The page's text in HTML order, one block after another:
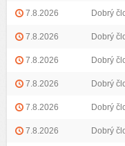
7.8.2026 Dobrý
7.8.2026 Dobrý
7.8.2026 Dobrý
7.8.2026 Dobrý
7.8.2026 Dobrý
7.8.2026 Dobrý